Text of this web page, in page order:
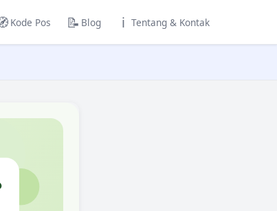
Kode Pos 📝 Blog ℹ️ Tentang & Kontak